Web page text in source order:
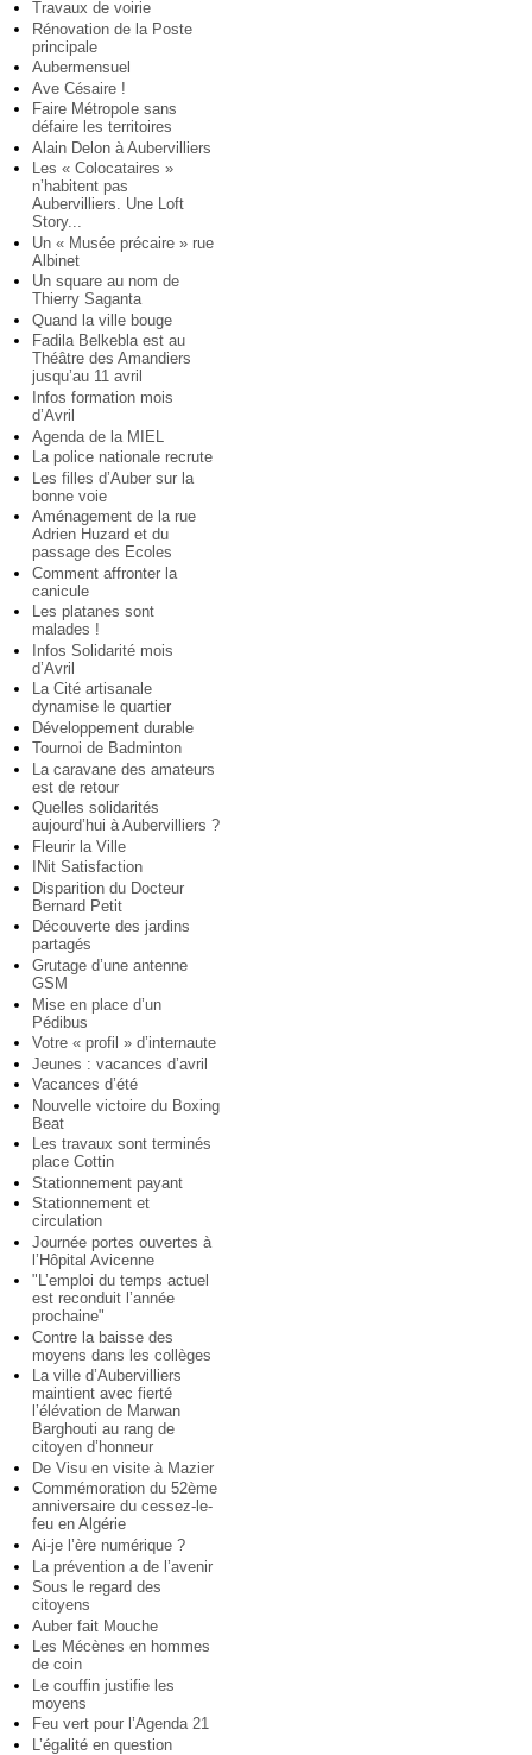
Travaux de voirie
Rénovation de la Poste
principale
Aubermensuel
Ave Césaire !
Faire Métropole sans
défaire les territoires
Alain Delon à Aubervilliers
Les « Colocataires »
n’habitent pas
Aubervilliers. Une Loft
Story...
Un « Musée précaire » rue
Albinet
Un square au nom de
Thierry Saganta
Quand la ville bouge
Fadila Belkebla est au
Théâtre des Amandiers
jusqu’au 11 avril
Infos formation mois
d’Avril
Agenda de la MIEL
La police nationale recrute
Les filles d’Auber sur la
bonne voie
Aménagement de la rue
Adrien Huzard et du
passage des Ecoles
Comment affronter la
canicule
Les platanes sont
malades !
Infos Solidarité mois
d’Avril
La Cité artisanale
dynamise le quartier
Développement durable
Tournoi de Badminton
La caravane des amateurs
est de retour
Quelles solidarités
aujourd’hui à Aubervilliers ?
Fleurir la Ville
INit Satisfaction
Disparition du Docteur
Bernard Petit
Découverte des jardins
partagés
Grutage d’une antenne
GSM
Mise en place d’un
Pédibus
Votre « profil » d’internaute
Jeunes : vacances d’avril
Vacances d’été
Nouvelle victoire du Boxing
Beat
Les travaux sont terminés
place Cottin
Stationnement payant
Stationnement et
circulation
Journée portes ouvertes à
l’Hôpital Avicenne
"L’emploi du temps actuel
est reconduit l’année
prochaine"
Contre la baisse des
moyens dans les collèges
La ville d’Aubervilliers
maintient avec fierté
l’élévation de Marwan
Barghouti au rang de
citoyen d’honneur
De Visu en visite à Mazier
Commémoration du 52ème
anniversaire du cessez-le-
feu en Algérie
Ai-je l’ère numérique ?
La prévention a de l’avenir
Sous le regard des
citoyens
Auber fait Mouche
Les Mécènes en hommes
de coin
Le couffin justifie les
moyens
Feu vert pour l’Agenda 21
L’égalité en question